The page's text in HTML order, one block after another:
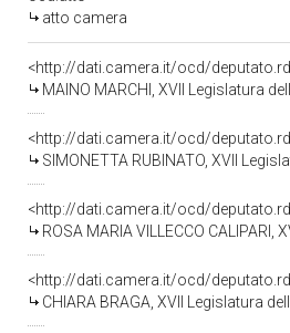
atto camera
<http://dati.camera.it/ocd/
MAINO MARCHI, XVII Legislatura
<http://dati.camera.it/ocd/
SIMONETTA RUBINATO, XVII
<http://dati.camera.it/ocd/
ROSA MARIA VILLECCO
<http://dati.camera.it/ocd/
CHIARA BRAGA, XVII Legislatura